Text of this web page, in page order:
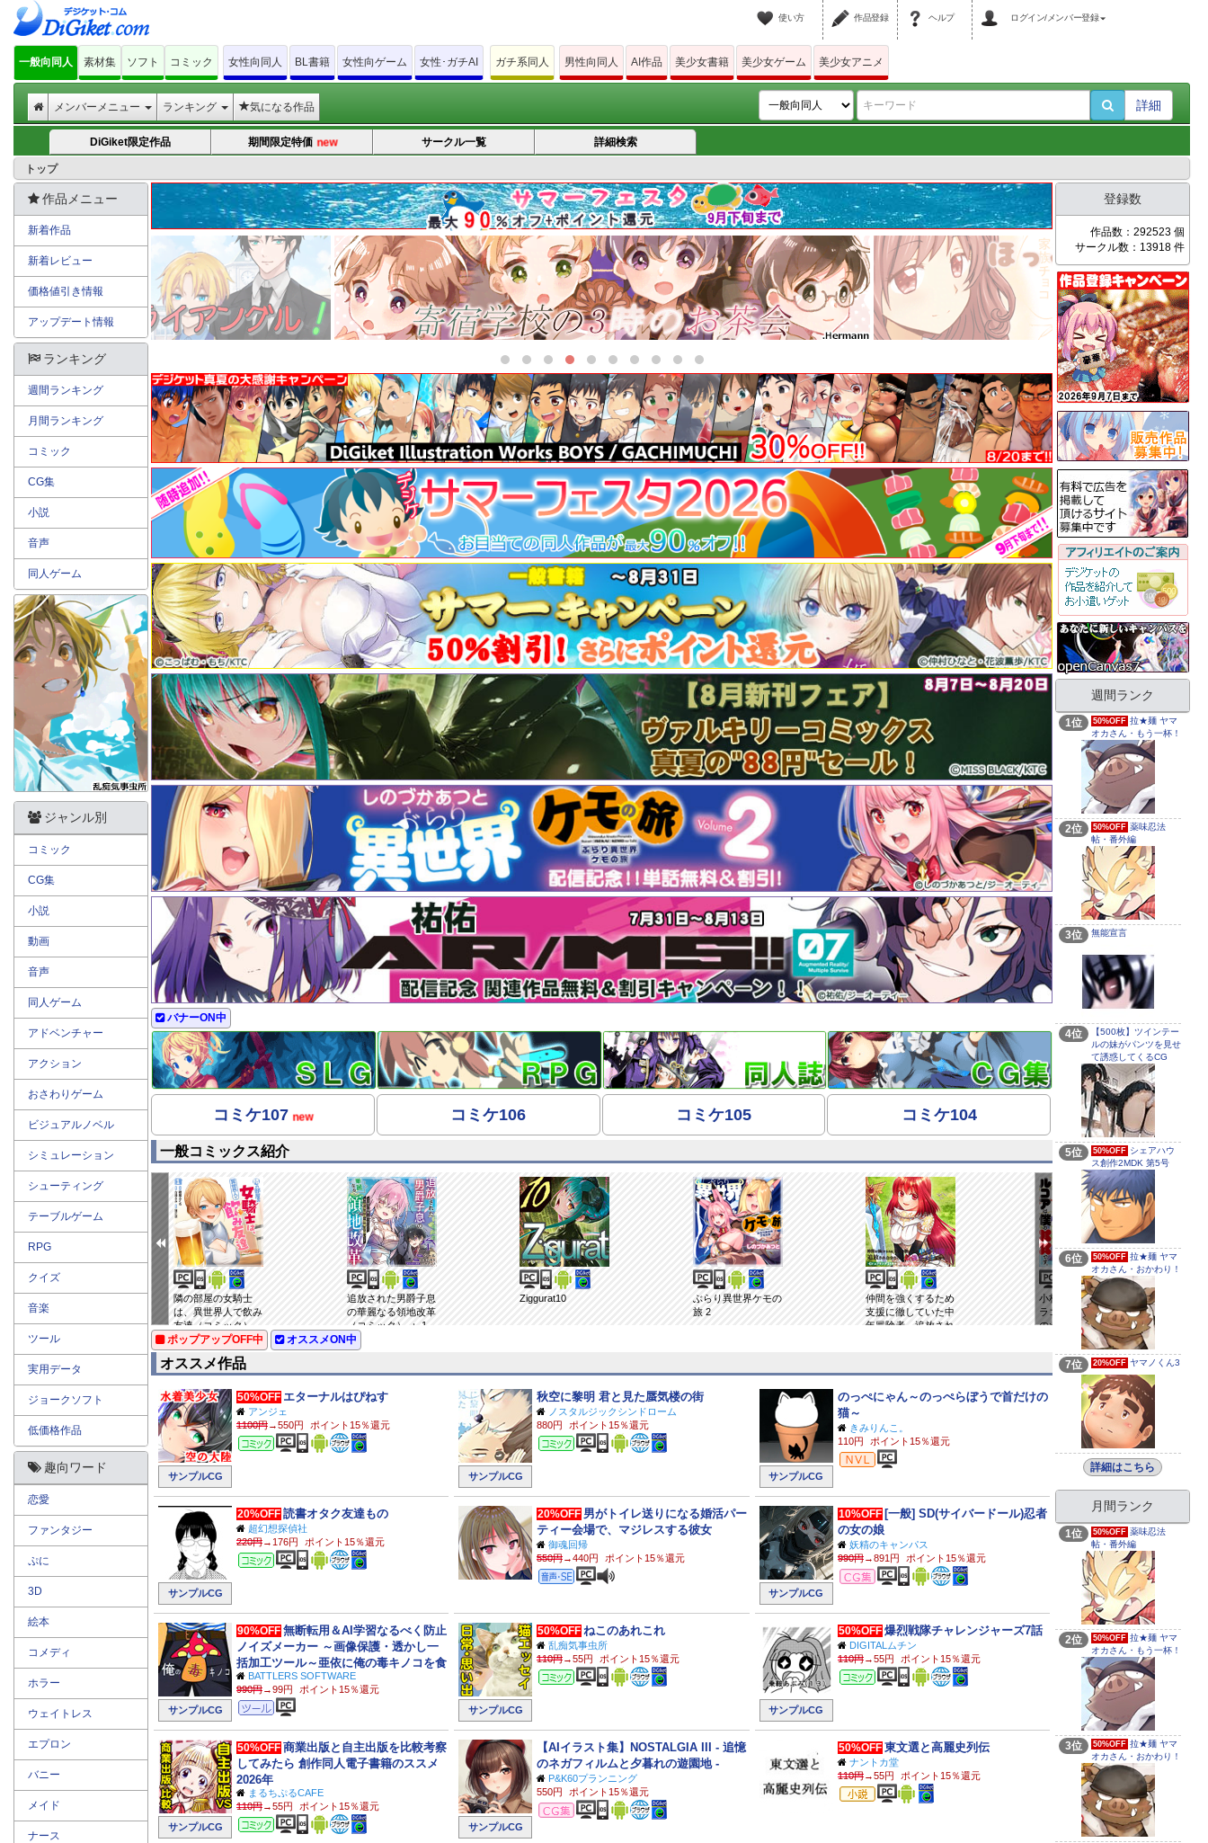
使い方 作品登録 ヘルプ ログイン/メンバー登録
一般向同人 素材集 ソフト コミック 女性向同人 BL書籍 女性向ゲーム 女性･ガチAI ガチ系同人 男性向同人 AI作品 美少女書籍 美少女ゲーム 美少女アニメ
詳細
メンバーメニュー ランキング 気になる作品
DiGiket限定作品 期間限定特価 new サークル一覧 詳細検索
トップ
バナーON中
コミケ107 new コミケ106 コミケ105 コミケ104
一般コミックス紹介
ラゴン カンナの日
常 ： 16
隣の部屋の女騎士
は、異世界人で飲み
友達（コミック）
： 1
追放された男爵子息
の華麗なる領地改革
（コミック） ： 1
Ziggurat10
ぶらり異世界ケモの
旅 2
仲間を強くするため
支援に徹していた中
年冒険者、追放され
小林さんちのメイド
ラゴン ルコアは僕
の××です。 ： 10
ポップアップOFF中 オススメON中
オススメ作品
サンプルCG
50%OFF エターナルはぴねす
アンジェ
1100円→550円 ポイント15％還元
コミック
サンプルCG
秋空に黎明 君と見た蜃気楼の街
ノスタルジックシンドローム
880円
ポイント15％還元
コミック
サンプルCG
のっぺにゃん～のっぺらぼうで首だけの
猫～
きみりんこ。
110円
ポイント15％還元
ビジュアルノベル
サンプルCG
20%OFF 読書オタク友達もの
超幻想探偵社
220円→176円 ポイント15％還元
コミック
20%OFF 男がトイレ送りになる婚活パー
ティー会場で、マジレスする彼女
御魂回帰
550円→440円 ポイント15％還元
音声効果音
サンプルCG
10%OFF [一般] SD(サイバードール)忍者
の女の娘
妖精のキャンパス
990円→891円 ポイント15％還元
CG集
サンプルCG
90%OFF 無断転用＆AI学習なるべく防止
ノイズメーカー ～画像保護・透かし一
括加工ツール～亜依に俺の毒キノコを食
べさせたいッ
BATTLERS SOFTWARE
990円→99円 ポイント15％還元
ツール サンプルCG
50%OFF ねこのあれこれ
乱痴気事虫所
110円→55円 ポイント15％還元
コミック
サンプルCG
50%OFF 爆烈戦隊チャレンジャーズ7話
DIGITALムチン
110円→55円 ポイント15％還元
コミック
サンプルCG
50%OFF 商業出版と自主出版を比較考察
してみたら 創作同人電子書籍のススメ
2026年
まるちぷるCAFE
110円→55円 ポイント15％還元
コミック サンプルCG
【AIイラスト集】NOSTALGIA III - 追憶
のネガフィルムと夕暮れの遊園地 -
P&K60プランニング
550円
ポイント15％還元
CG集
50%OFF 東文選と高麗史列伝
ナントカ堂
110円→55円 ポイント15％還元
小説
作品メニュー
新着作品
新着レビュー
価格値引き情報
アップデート情報
ランキング
週間ランキング
月間ランキング
コミック
CG集
小説
音声
同人ゲーム
ジャンル別
コミック
CG集
小説
動画
音声
同人ゲーム
アドベンチャー
アクション
おさわりゲーム
ビジュアルノベル
シミュレーション
シューティング
テーブルゲーム
RPG
クイズ
音楽
ツール
実用データ
ジョークソフト
低価格作品
趣向ワード
恋愛
ファンタジー
ぷに
3D
絵本
コメディ
ホラー
ウェイトレス
エプロン
バニー
メイド
ナース
登録数
作品数：292523 個
サークル数：13918 件
週間ランク
1位 50%OFF 拉★麺 ヤマ
オカさん・もう一杯！
2位 50%OFF 薬味忍法
帖・番外編
3位 無能宣言
4位
【500枚】ツインテー
ルの妹がパンツを見せ
て誘惑してくるCG
5位 50%OFF シェアハウ
ス創作2MDK 第5号
6位 50%OFF 拉★麺 ヤマ
オカさん・おかわり！
7位 20%OFF ヤマノくん3
詳細はこちら
月間ランク
1位 50%OFF 薬味忍法
帖・番外編
2位 50%OFF 拉★麺 ヤマ
オカさん・もう一杯！
3位 50%OFF 拉★麺 ヤマ
オカさん・おかわり！